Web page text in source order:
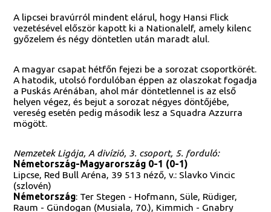
A lipcsei bravúrról mindent elárul, hogy Hansi Flick
vezetésével először kapott ki a Nationalelf, amely kilenc
győzelem és négy döntetlen után maradt alul.
A magyar csapat hétfőn fejezi be a sorozat csoportkörét.
A hatodik, utolsó fordulóban éppen az olaszokat fogadja
a Puskás Arénában, ahol már döntetlennel is az első
helyen végez, és bejut a sorozat négyes döntőjébe,
vereség esetén pedig második lesz a Squadra Azzurra
mögött.
Nemzetek Ligája, A divízió, 3. csoport, 5. forduló:
Németország-Magyarország 0-1 (0-1)
Lipcse, Red Bull Aréna, 39 513 néző, v.: Slavko Vincic
(szlovén)
Németország: Ter Stegen - Hofmann, Süle, Rüdiger,
Raum - Gündogan (Musiala, 70.), Kimmich - Gnabry